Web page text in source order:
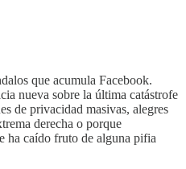
que acumula Facebook.
nueva sobre la última catástrofe
de privacidad masivas, alegres
derecha o porque
ha caído fruto de alguna pifia